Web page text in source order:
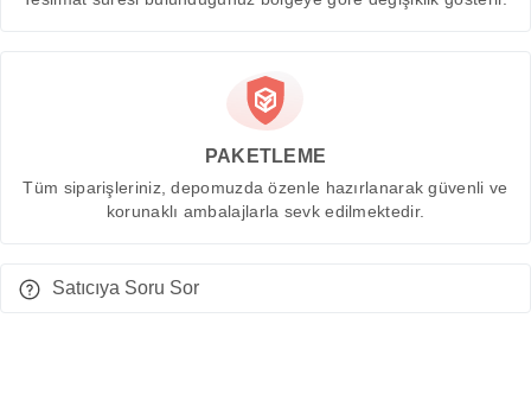
PAKETLEME
Tüm siparişleriniz, depomuzda özenle hazırlanarak güvenli ve
korunaklı ambalajlarla sevk edilmektedir.
Satıcıya Soru Sor